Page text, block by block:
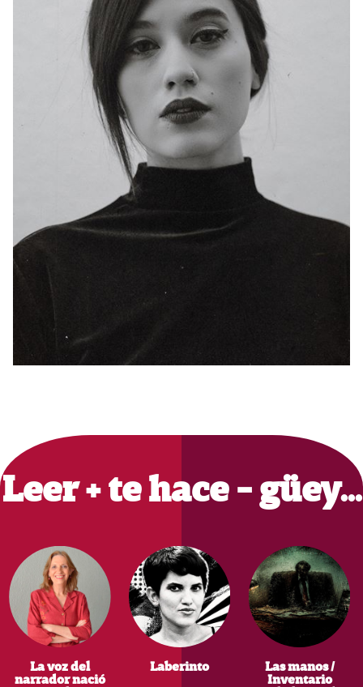
Primary
Sidebar
Leer + te hace - güey…
La voz del
narrador nació
Laberinto
Las manos /
Inventario